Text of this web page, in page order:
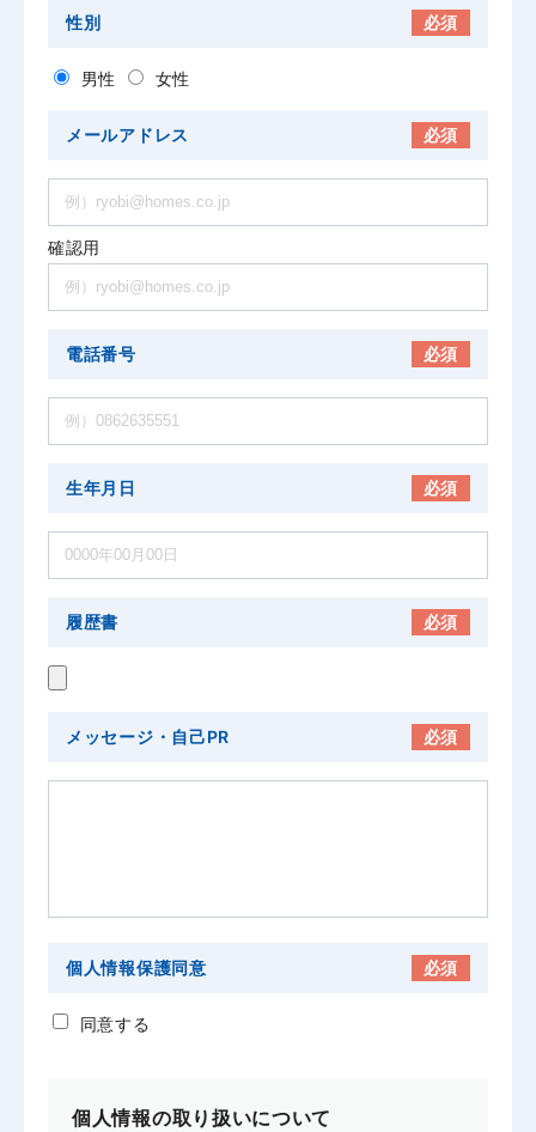
性別 必須
男性 女性
メールアドレス 必須
確認用
電話番号 必須
生年月日 必須
履歴書 必須
メッセージ・自己PR 必須
個人情報保護同意 必須
同意する
個人情報の取り扱いについて